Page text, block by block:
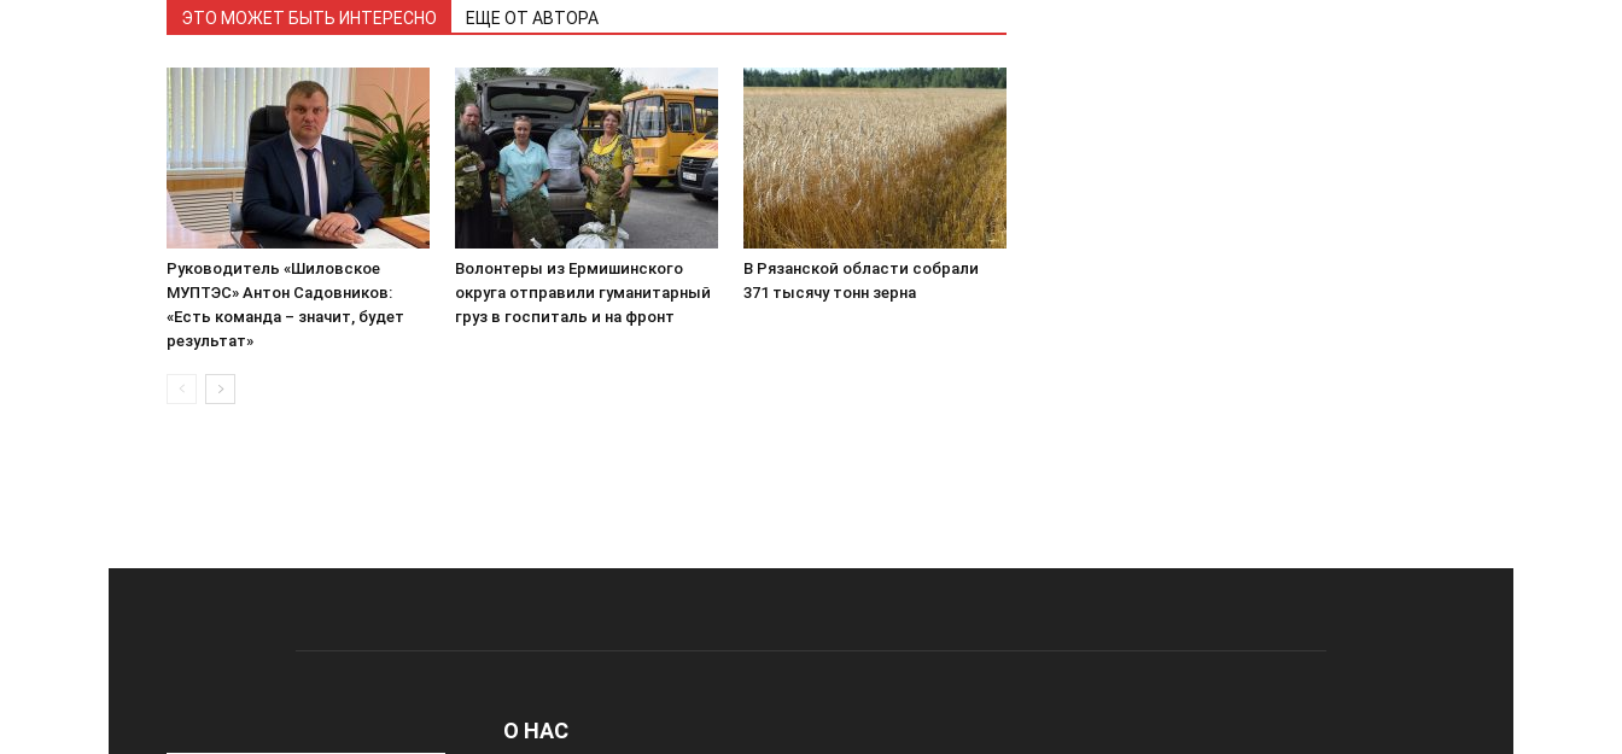
ЭТО МОЖЕТ БЫТЬ ИНТЕРЕСНО ЕЩЕ ОТ АВТОРА
Руководитель «Шиловское
МУПТЭС» Антон Садовников:
«Есть команда – значит, будет
результат»
Волонтеры из Ермишинского
округа отправили гуманитарный
груз в госпиталь и на фронт
В Рязанской области собрали
371 тысячу тонн зерна
О НАС